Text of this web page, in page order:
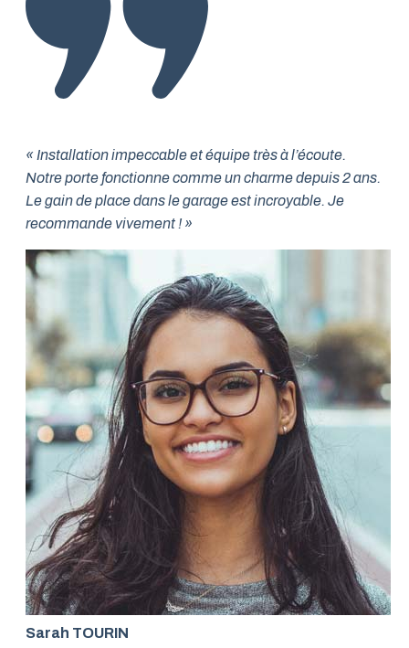
« Installation impeccable et équipe très à l’écoute.
Notre porte fonctionne comme un charme depuis 2 ans.
Le gain de place dans le garage est incroyable. Je
recommande vivement ! »
Sarah TOURIN